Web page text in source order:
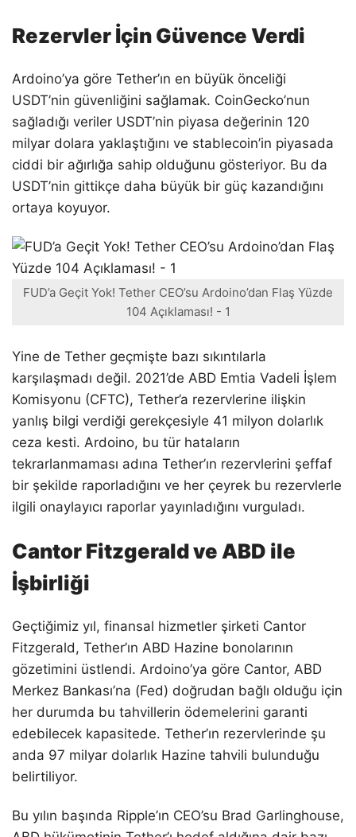
Rezervler İçin Güvence Verdi
Ardoino’ya göre Tether’ın en büyük önceliği
USDT’nin güvenliğini sağlamak. CoinGecko’nun
sağladığı veriler USDT’nin piyasa değerinin 120
milyar dolara yaklaştığını ve stablecoin’in piyasada
ciddi bir ağırlığa sahip olduğunu gösteriyor. Bu da
USDT’nin gittikçe daha büyük bir güç kazandığını
ortaya koyuyor.
FUD’a Geçit Yok! Tether CEO’su Ardoino’dan Flaş Yüzde
104 Açıklaması! - 1
Yine de Tether geçmişte bazı sıkıntılarla
karşılaşmadı değil. 2021’de ABD Emtia Vadeli İşlem
Komisyonu (CFTC), Tether’a rezervlerine ilişkin
yanlış bilgi verdiği gerekçesiyle 41 milyon dolarlık
ceza kesti. Ardoino, bu tür hataların
tekrarlanmaması adına Tether’ın rezervlerini şeffaf
bir şekilde raporladığını ve her çeyrek bu rezervlerle
ilgili onaylayıcı raporlar yayınladığını vurguladı.
Cantor Fitzgerald ve ABD ile
İşbirliği
Geçtiğimiz yıl, finansal hizmetler şirketi Cantor
Fitzgerald, Tether’ın ABD Hazine bonolarının
gözetimini üstlendi. Ardoino’ya göre Cantor, ABD
Merkez Bankası’na (Fed) doğrudan bağlı olduğu için
her durumda bu tahvillerin ödemelerini garanti
edebilecek kapasitede. Tether’ın rezervlerinde şu
anda 97 milyar dolarlık Hazine tahvili bulunduğu
belirtiliyor.
Bu yılın başında Ripple’ın CEO’su Brad Garlinghouse,